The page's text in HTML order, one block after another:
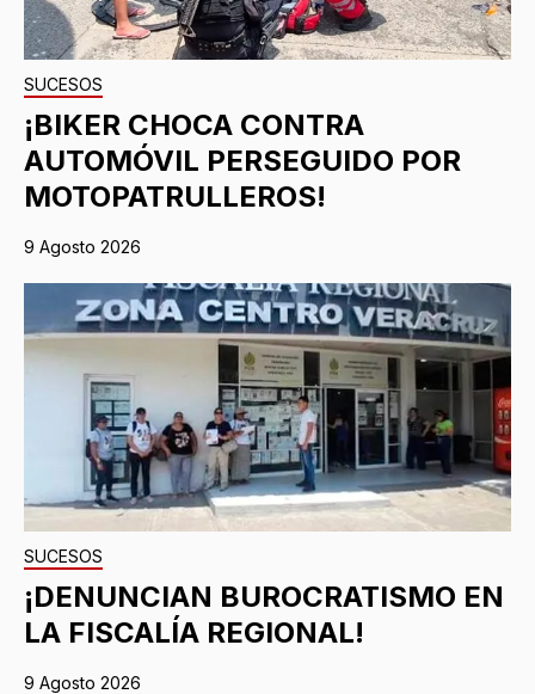
SUCESOS
¡BIKER CHOCA CONTRA
AUTOMÓVIL PERSEGUIDO POR
MOTOPATRULLEROS!
9 Agosto 2026
SUCESOS
¡DENUNCIAN BUROCRATISMO EN
LA FISCALÍA REGIONAL!
9 Agosto 2026